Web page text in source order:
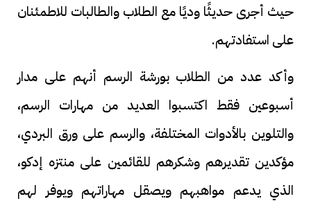
حيث أجرى حديثًا وديًا مع الطلاب والطالبات للاطمئنان
على استفادتهم.
وأكد عدد من الطلاب بورشة الرسم أنهم على مدار
أسبوعين فقط اكتسبوا العديد من مهارات الرسم،
والتلوين بالأدوات المختلفة، والرسم على ورق البردي،
مؤكدين تقديرهم وشكرهم للقائمين على منتزه إدكو،
الذي يدعم مواهبهم ويصقل مهاراتهم ويوفر لهم